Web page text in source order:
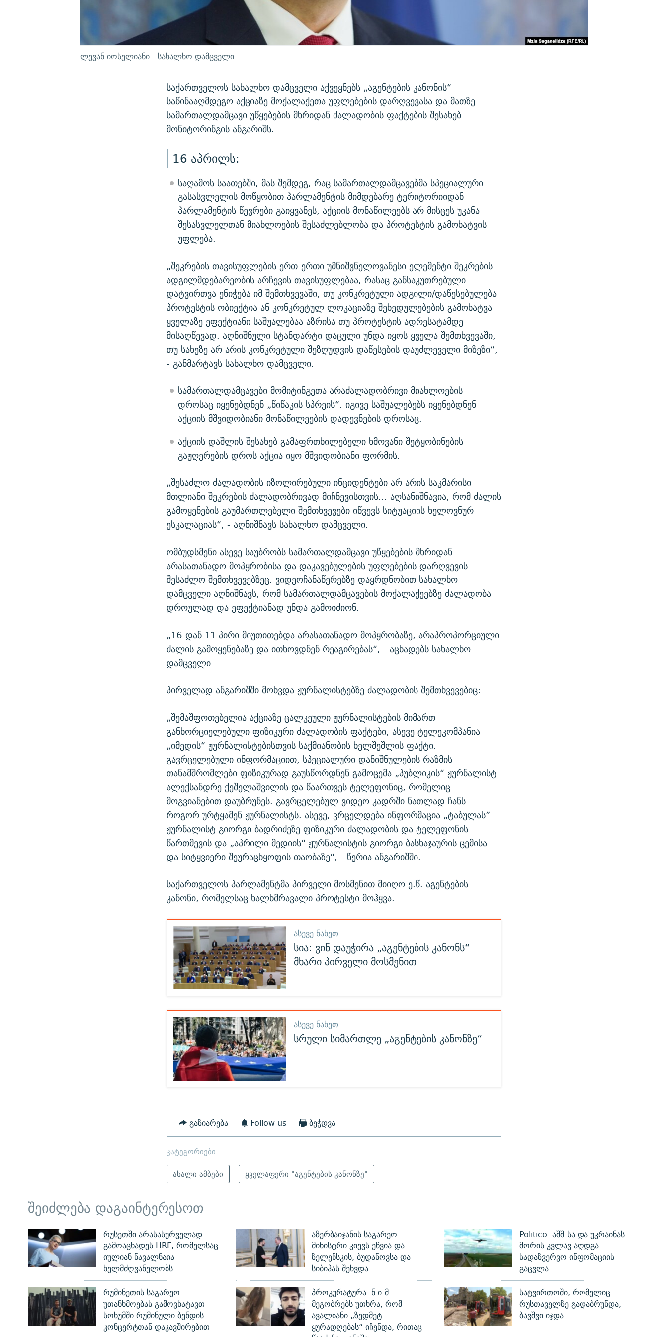
ლევან იოსელიანი - სახალხო დამცველი
საქართველოს სახალხო დამცველი აქვეყნებს „აგენტების კანონის“
საწინააღმდეგო აქციაზე მოქალაქეთა უფლებების დარღვევასა და მათზე
სამართალდამცავი უწყებების მხრიდან ძალადობის ფაქტების შესახებ
მონიტორინგის ანგარიშს.
16 აპრილს:
საღამოს საათებში, მას შემდეგ, რაც სამართალდამცავებმა სპეციალური
გასასვლელის მოწყობით პარლამენტის მიმდებარე ტერიტორიიდან
პარლამენტის წევრები გაიყვანეს, აქციის მონაწილეებს არ მისცეს უკანა
შესასვლელთან მიახლოების შესაძლებლობა და პროტესტის გამოხატვის
უფლება.
„შეკრების თავისუფლების ერთ-ერთი უმნიშვნელოვანესი ელემენტი შეკრების
ადგილმდებარეობის არჩევის თავისუფლებაა, რასაც განსაკუთრებული
დატვირთვა ენიჭება იმ შემთხვევაში, თუ კონკრეტული ადგილი/დაწესებულება
პროტესტის ობიექტია ან კონკრეტულ ლოკაციაზე შეხედულებების გამოხატვა
ყველაზე ეფექტიანი საშუალებაა აზრისა თუ პროტესტის ადრესატამდე
მისაღწევად. აღნიშნული სტანდარტი დაცული უნდა იყოს ყველა შემთხვევაში,
თუ სახეზე არ არის კონკრეტული შეზღუდვის დაწესების დაუძლეველი მიზეზი“,
- განმარტავს სახალხო დამცველი.
სამართალდამცავები მომიტინგეთა არაძალადობრივი მიახლოების
დროსაც იყენებდნენ „წიწაკის სპრეის“. იგივე საშუალებებს იყენებდნენ
აქციის მშვიდობიანი მონაწილეების დადევნების დროსაც.
აქციის დაშლის შესახებ გამაფრთხილებელი ხმოვანი შეტყობინების
გაჟღერების დროს აქცია იყო მშვიდობიანი ფორმის.
„შესაძლო ძალადობის იზოლირებული ინციდენტები არ არის საკმარისი
მთლიანი შეკრების ძალადობრივად მიჩნევისთვის... აღსანიშნავია, რომ ძალის
გამოყენების გაუმართლებელი შემთხვევები იწვევს სიტუაციის ხელოვნურ
ესკალაციას“, - აღნიშნავს სახალხო დამცველი.
ომბუდსმენი ასევე საუბრობს სამართალდამცავი უწყებების მხრიდან
არასათანადო მოპყრობისა და დაკავებულების უფლებების დარღვევის
შესაძლო შემთხვევებზეც. ვიდეოჩანაწერებზე დაყრდნობით სახალხო
დამცველი აღნიშნავს, რომ სამართალდამცავების მოქალაქეებზე ძალადობა
დროულად და ეფექტიანად უნდა გამოიძიონ.
„16-დან 11 პირი მიუთითებდა არასათანადო მოპყრობაზე, არაპროპორციული
ძალის გამოყენებაზე და ითხოვდნენ რეაგირებას“, - აცხადებს სახალხო
დამცველი
პირველად ანგარიშში მოხვდა ჟურნალისტებზე ძალადობის შემთხვევებიც:
„შემაშფოთებელია აქციაზე ცალკეული ჟურნალისტების მიმართ
განხორციელებული ფიზიკური ძალადობის ფაქტები, ასევე ტელეკომპანია
„იმედის“ ჟურნალისტებისთვის საქმიანობის ხელშეშლის ფაქტი.
გავრცელებული ინფორმაციით, სპეციალური დანიშნულების რაზმის
თანამშრომლები ფიზიკურად გაუსწორდნენ გამოცემა „პუბლიკის“ ჟურნალისტ
ალექსანდრე ქეშელაშვილის და წაართვეს ტელეფონიც, რომელიც
მოგვიანებით დაუბრუნეს. გავრცელებულ ვიდეო კადრში ნათლად ჩანს
როგორ ურტყამენ ჟურნალისტს. ასევე, ვრცელდება ინფორმაცია „ტაბულას”
ჟურნალისტ გიორგი ბადრიძეზე ფიზიკური ძალადობის და ტელეფონის
წართმევის და „აპრილი მედიის“ ჟურნალისტის გიორგი ბასხაჯაურის ცემისა
და სიტყვიერი შეურაცხყოფის თაობაზე“, - წერია ანგარიშში.
საქართველოს პარლამენტმა პირველი მოსმენით მიიღო ე.წ. აგენტების
კანონი, რომელსაც ხალხმრავალი პროტესტი მოჰყვა.
ᲐᲡᲔᲕᲔ ᲜᲐᲮᲔᲗ
სია: ვინ დაუჭირა „აგენტების კანონს“
მხარი პირველი მოსმენით
ᲐᲡᲔᲕᲔ ᲜᲐᲮᲔᲗ
სრული სიმართლე „აგენტების კანონზე“
გაზიარება Follow us ბეჭდვა
კატეგორიები
ახალი ამბები
ყველაფერი "აგენტების კანონზე"
შეიძლება დაგაინტერესოთ
რუსეთში არასასურველად
გამოაცხადეს HRF, რომელსაც
იულიან ნავალნაია
ხელმძღვანელობს
აზერბაიჯანის საგარეო
მინისტრი კიევს ეწვია და
ზელენსკის, ბუდანოვსა და
სიბიჰას შეხვდა
Politico: აშშ-სა და უკრაინას
შორის კვლავ აღდგა
სადაზვერვო ინფომაციის
გაცვლა
რუმინეთის საგარეო:
უთანხმოებას გამოვხატავთ
სოხუმში რუმინული ბენდის
კონცერტთან დაკავშირებით
პროკურატურა: ნ.ი-მ
მეგობრებს უთხრა, რომ
ავალიანი „ზედმეტ
ყურადღებას“ იჩენდა, რითაც
სატვირთოში, რომელიც
რუსთაველზე გადაბრუნდა,
ბავშვი იჯდა